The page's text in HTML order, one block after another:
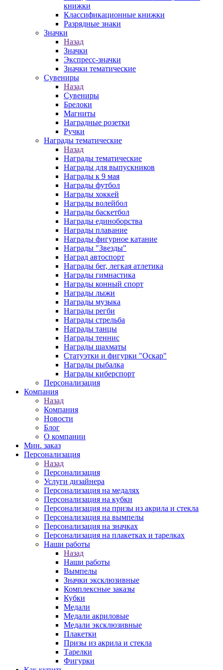
книжки
Классификационные книжки
Разрядные знаки
Значки
Назад
Значки
Экспресс-значки
Значки тематические
Сувениры
Назад
Сувениры
Брелоки
Магниты
Наградные розетки
Ручки
Награды тематические
Назад
Награды тематические
Награды для выпускников
Награды к 9 мая
Награды футбол
Награды хоккей
Награды волейбол
Награды баскетбол
Награды единоборства
Награды плавание
Награды фигурное катание
Награды "Звезды"
Наград автоспорт
Награды бег, легкая атлетика
Награды гимнастика
Награды конный спорт
Награды лыжи
Награды музыка
Награды регби
Награды стрельба
Награды танцы
Награды теннис
Награды шахматы
Статуэтки и фигурки "Оскар"
Награды рыбалка
Награды киберспорт
Персонализация
Компания
Назад
Компания
Новости
Блог
О компании
Мин. заказ
Персонализация
Назад
Персонализация
Услуги дизайнера
Персонализация на медалях
Персонализация на кубки
Персонализация на призы из акрила и стекла
Персонализация на вымпелы
Персонализация на значках
Персонализация на плакетках и тарелках
Наши работы
Назад
Наши работы
Вымпелы
Значки эксклюзивные
Комплексные заказы
Кубки
Медали
Медали акриловые
Медали эксклюзивные
Плакетки
Призы из акрила и стекла
Тарелки
Фигурки